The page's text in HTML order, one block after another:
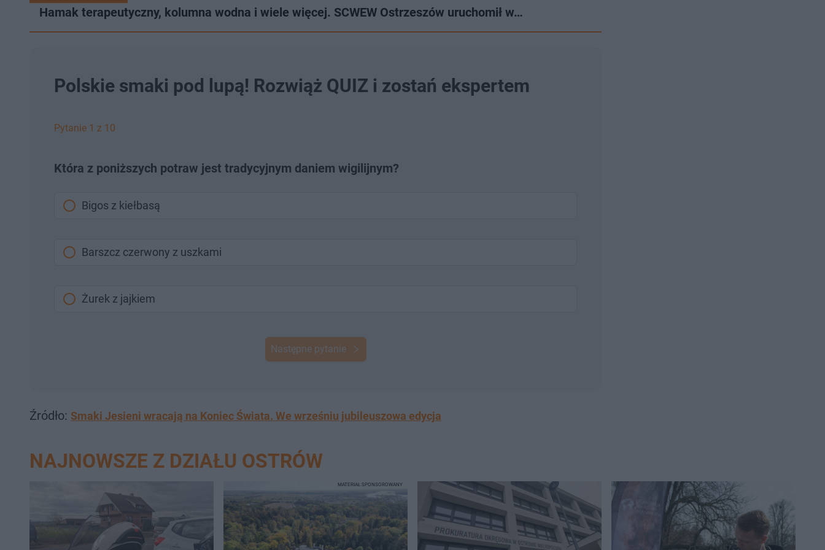
Hamak terapeutyczny, kolumna wodna i wiele więcej. SCWEW Ostrzeszów uruchomił w…
Polskie smaki pod lupą! Rozwiąż QUIZ i zostań ekspertem
Pytanie 1 z 10
Która z poniższych potraw jest tradycyjnym daniem wigilijnym?
Bigos z kiełbasą
Barszcz czerwony z uszkami
Żurek z jajkiem
Następne pytanie
Źródło: Smaki Jesieni wracają na Koniec Świata. We wrześniu jubileuszowa edycja
NAJNOWSZE Z DZIAŁU OSTRÓW
MATERIAŁ SPONSOROWANY